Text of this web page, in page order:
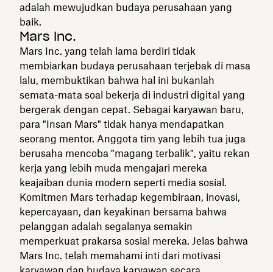
adalah mewujudkan budaya perusahaan yang
baik.
Mars Inc.
Mars Inc. yang telah lama berdiri tidak
membiarkan budaya perusahaan terjebak di masa
lalu, membuktikan bahwa hal ini bukanlah
semata-mata soal bekerja di industri digital yang
bergerak dengan cepat. Sebagai karyawan baru,
para "Insan Mars" tidak hanya mendapatkan
seorang mentor. Anggota tim yang lebih tua juga
berusaha mencoba "magang terbalik", yaitu rekan
kerja yang lebih muda mengajari mereka
keajaiban dunia modern seperti media sosial.
Komitmen Mars terhadap kegembiraan, inovasi,
kepercayaan, dan keyakinan bersama bahwa
pelanggan adalah segalanya semakin
memperkuat prakarsa sosial mereka. Jelas bahwa
Mars Inc. telah memahami inti dari motivasi